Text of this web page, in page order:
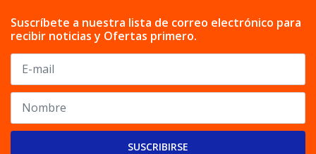
Suscríbete a nuestra lista de correo electrónico para
recibir noticias y Ofertas primero.
SUSCRIBIRSE